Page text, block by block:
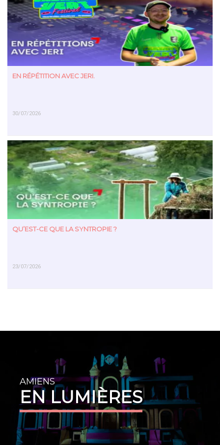
EN SAVOIR PLUS
EN RÉPÉTITION AVEC JERI.
30/07/2026
EN SAVOIR PLUS
QU’EST-CE QUE LA SYNTROPIE ?
23/07/2026
AMIENS
EN LUMIÈRES